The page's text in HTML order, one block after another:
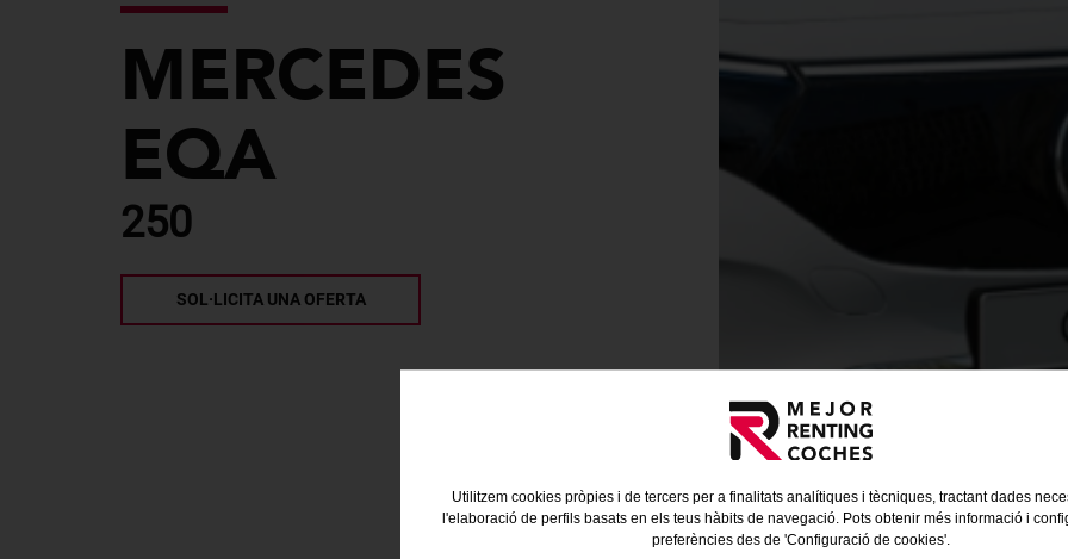
MERCEDES
EQA
250
SOL·LICITA UNA OFERTA
Utilitzem cookies pròpies i de tercers per a finalitats analítiques i tècniques, tractant dades
l'elaboració de perfils basats en els teus hàbits de navegació. Pots obtenir més informació i
preferències des de 'Configuració de cookies'.